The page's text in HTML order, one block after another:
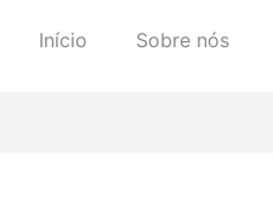
Início Sobre nós